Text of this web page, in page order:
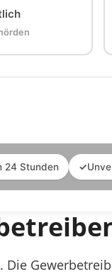
24 Stunden ✓